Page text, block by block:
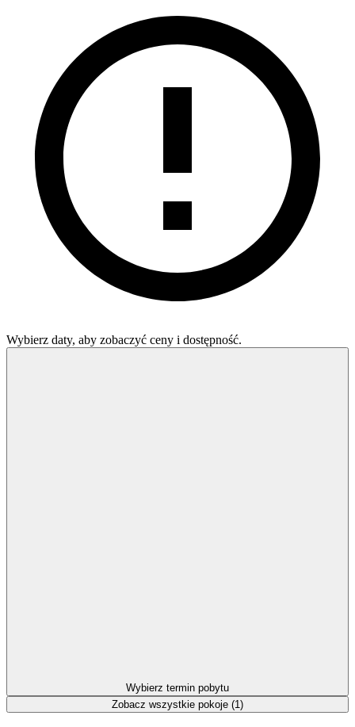
Wybierz daty, aby zobaczyć ceny i dostępność.
Wybierz termin pobytu
Zobacz wszystkie pokoje (1)